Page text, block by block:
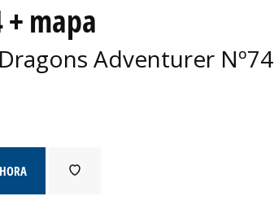
+ mapa
Adventurer Nº74